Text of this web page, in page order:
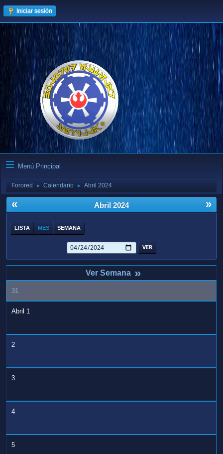
Iniciar sesión
Menú Principal
Forored ► Calendario ► Abril 2024
« »
Abril 2024
LISTA MES SEMANA
»
31
Abril 1
2
3
4
5